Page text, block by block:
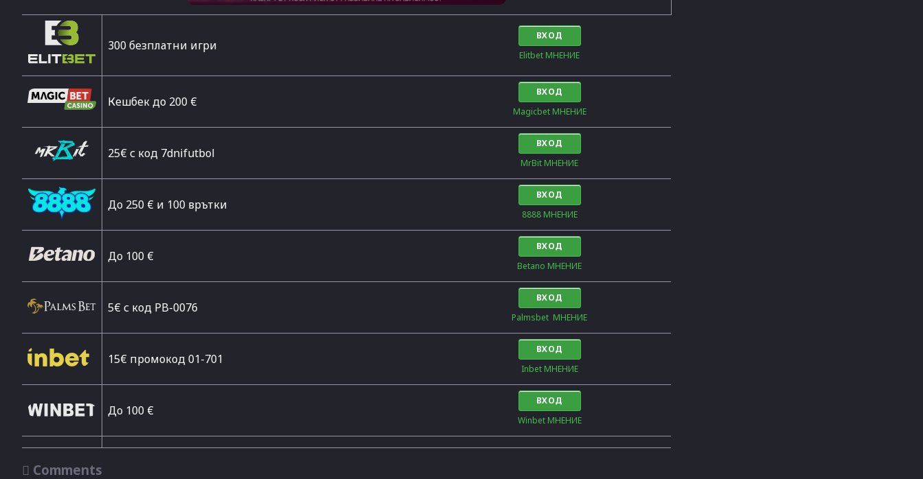
300 безплатни игри
ВХОД
Elitbet МНЕНИЕ
Кешбек до 200 €
ВХОД
Magicbet МНЕНИЕ
25€ с код 7dnifutbol
ВХОД
MrBit МНЕНИЕ
До 250 € и 100 врътки
ВХОД
8888 МНЕНИЕ
Дo 100 €
ВХОД
Betano МНЕНИЕ
5€ с код PB-0076
ВХОД
Palmsbet  МНЕНИЕ
15€ промокод 01-701
ВХОД
Inbet МНЕНИЕ
До 100 €
ВХОД
Winbet МНЕНИЕ
 Comments